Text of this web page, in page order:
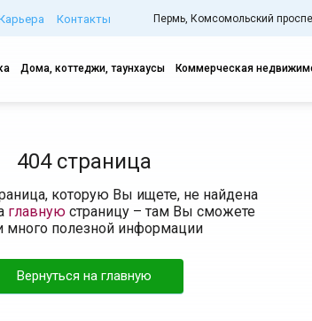
Контакты Пермь, Комсомольский
Дома, коттеджи, таунхаусы Коммерческая
404 страница
которую Вы ищете, не найдена
главную страницу – там Вы сможете
много полезной информации
Вернуться на главную